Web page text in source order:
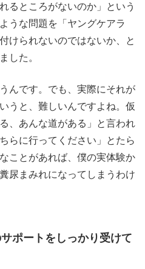
るところがないのか」という
うな問題を「ヤングケアラ
けられないのではないか、と
した。
んです。でも、実際にそれが
うと、難しいんですよね。仮
、あんな道がある」と言われ
らに行ってください」とたら
ことがあれば、僕の実体験か
尿まみれになってしまうわけ
ポートをしっかり受けて